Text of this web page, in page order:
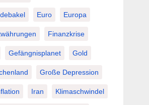
Euro Europa
Finanzkrise
Gefängnisplanet Gold
Große Depression
Iran Klimaschwindel